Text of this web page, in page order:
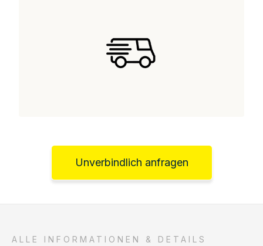
Unverbindlich anfragen
ALLE INFORMATIONEN & DETAILS